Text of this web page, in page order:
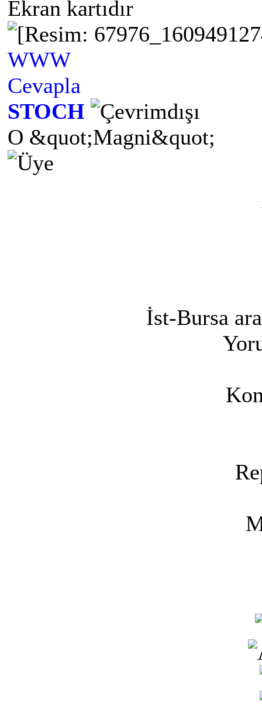
Ekran kartıdır
WWW
Cevapla
STOCH
O &quot;Magni&quot;
İst-Bursa